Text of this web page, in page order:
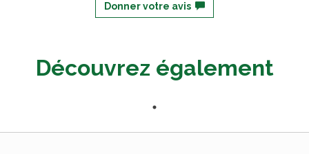
Donner votre avis
Découvrez également